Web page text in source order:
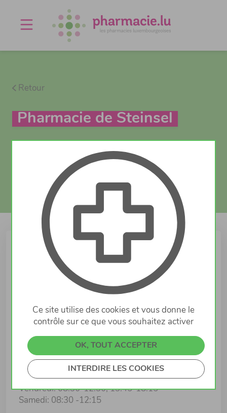
Retour
Pharmacie de Steinsel
Actuellement fermé
Agenda
À propos
46 rue des Fraises
Horaires d'ouverture
Lundi: 08:30-12:30, 13:45-18:15
Mardi: 08:30-12:30, 13:45-18:15
Mercredi: 08:30-12:30, 13:45-18:15
Jeudi: 08:30-12:30, 13:45-18:15
Vendredi: 08:30-12:30, 13:45-18:15
Samedi: 08:30 -12:15
Ce site utilise des cookies et vous donne le
contrôle sur ce que vous souhaitez activer
OK, TOUT ACCEPTER
INTERDIRE LES COOKIES